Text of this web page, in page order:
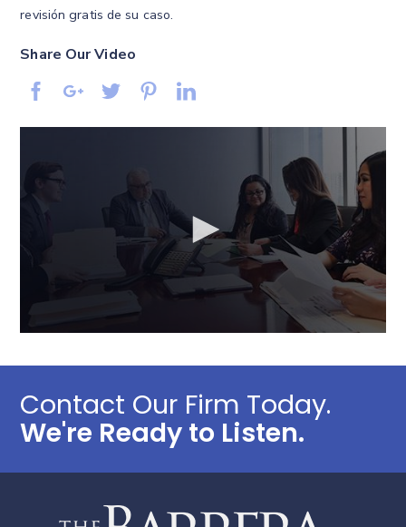
revisión gratis de su caso.
Share Our Video
Contact Our Firm Today.
We're Ready to Listen.